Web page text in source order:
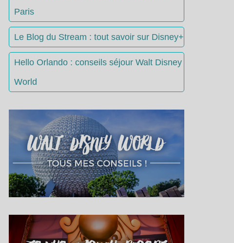
Paris
Le Blog du Stream : tout savoir sur Disney+
Hello Orlando : conseils séjour Walt Disney
World